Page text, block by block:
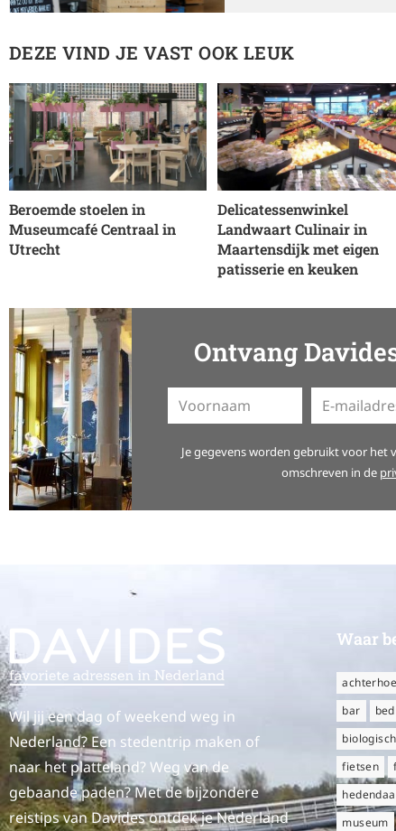
DEZE VIND JE VAST OOK LEUK
Beroemde stoelen in
Museumcafé Centraal in
Utrecht
Delicatessenwinkel
Landwaart Culinair in
Maartensdijk met eigen
patisserie en keuken
Ontvang
e
v
e
:
Je gegevens worden gebruikt voor het
omschreven in de
Wil jij een dag of weekend weg in
Nederland? Een stedentrip maken of
naar het platteland? Weg van de
gebaande paden? Met de bijzondere
reistips van Davides ontdek je Nederland
Waar
bar
biologisch
fietsen
museum